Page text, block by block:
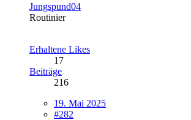
Jungspund04
Routinier
Erhaltene Likes
17
Beiträge
216
19. Mai 2025
#282